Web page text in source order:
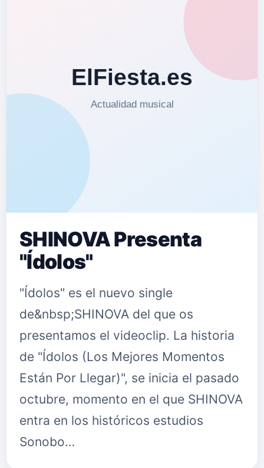
SHINOVA Presenta
"Ídolos"
"Ídolos" es el nuevo single
de&nbsp;SHINOVA del que os
presentamos el videoclip. La historia
de "Ídolos (Los Mejores Momentos
Están Por Llegar)", se inicia el pasado
octubre, momento en el que SHINOVA
entra en los históricos estudios
Sonobo…